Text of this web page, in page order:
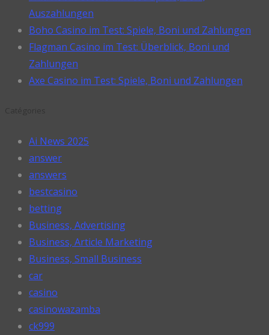
Auszahlungen
Boho Casino im Test: Spiele, Boni und Zahlungen
Flagman Casino im Test: Überblick, Boni und
Zahlungen
Axe Casino im Test: Spiele, Boni und Zahlungen
Ai News 2025
answer
answers
bestcasino
betting
Business, Advertising
Business, Article Marketing
Business, Small Business
car
casino
casinowazamba
ck999